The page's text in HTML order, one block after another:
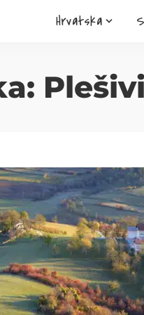
Hrvatska